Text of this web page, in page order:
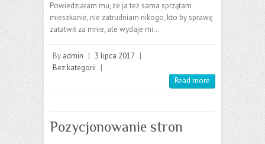
Powiedziałam mu, że ja też sama sprzątam
mieszkanie, nie zatrudniam nikogo, kto by sprawę
załatwił za mnie, ale wydaje mi…
By admin | 3 lipca 2017 |
Bez kategorii |
Read more
Pozycjonowanie stron